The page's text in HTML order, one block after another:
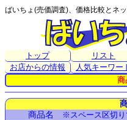
ばいちょ(売価調査)、価格比較とネ
トップ リスト
お店からの情報
人気キーワー
商
商品名
※スペース区切り